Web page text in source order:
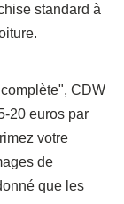
standard à
CDW
20 euros par
votre
de
que les